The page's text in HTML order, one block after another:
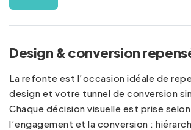
Design & conversion
La refonte est l’occasion idéale de
design et votre tunnel de conversion
Chaque décision visuelle est prise
l’engagement et la conversion :